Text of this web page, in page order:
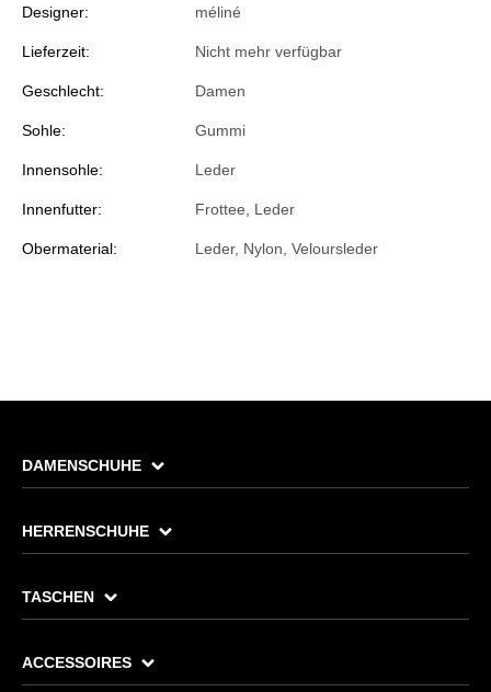
Designer: méliné
Lieferzeit: Nicht mehr verfügbar
Geschlecht: Damen
Sohle: Gummi
Innensohle: Leder
Innenfutter: Frottee, Leder
Obermaterial: Leder, Nylon, Veloursleder
DAMENSCHUHE
HERRENSCHUHE
TASCHEN
ACCESSOIRES